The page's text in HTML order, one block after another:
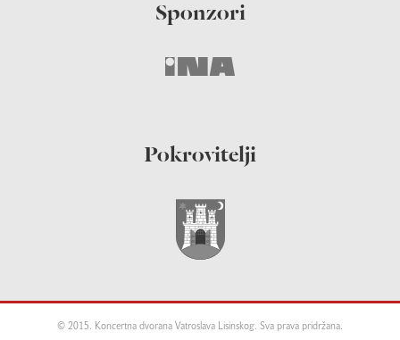
Sponzori
Pokrovitelji
© 2015. Koncertna dvorana Vatroslava Lisinskog. Sva prava pridržana.